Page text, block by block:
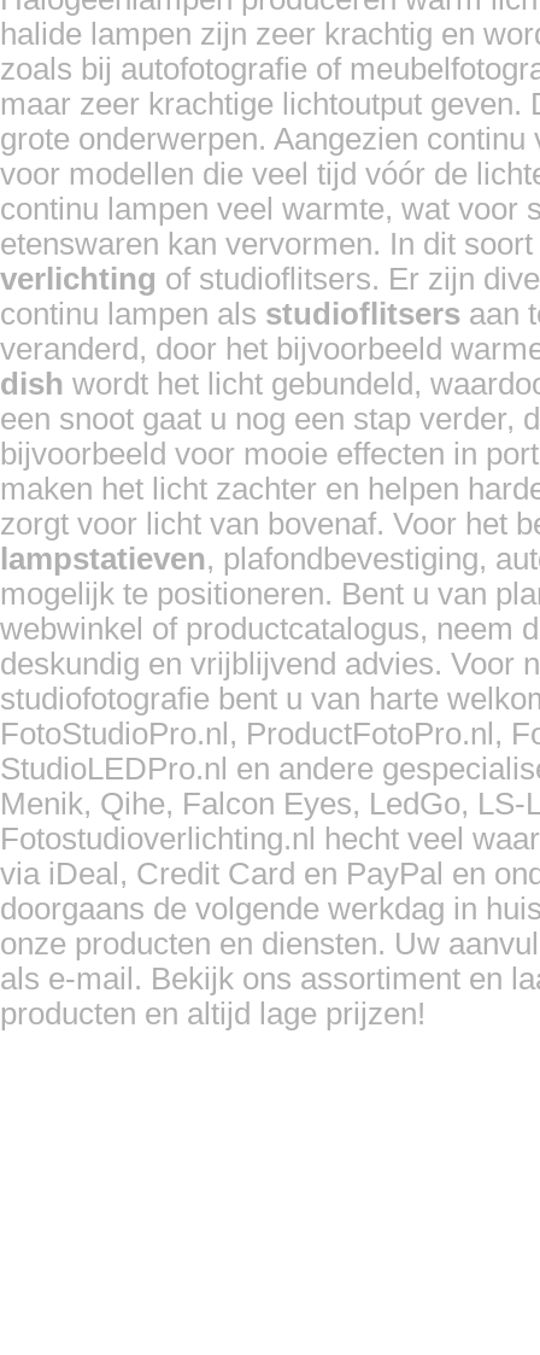
halide lampen zijn zeer krachtig en
zoals bij autofotografie of
maar zeer krachtige lichtoutput
grote onderwerpen. Aangezien
voor modellen die veel tijd vóór de
continu lampen veel warmte, wat voor
etenswaren kan vervormen. In dit
verlichting of studioflitsers. Er zijn
continu lampen als studioflitsers aan
veranderd, door het bijvoorbeeld
dish wordt het licht gebundeld,
een snoot gaat u nog een stap verder,
bijvoorbeeld voor mooie effecten in
maken het licht zachter en helpen
zorgt voor licht van bovenaf. Voor het
lampstatieven, plafondbevestiging,
mogelijk te positioneren. Bent u van
webwinkel of productcatalogus, neem
deskundig en vrijblijvend advies. Voor
studiofotografie bent u van harte
FotoStudioPro.nl, ProductFotoPro.nl,
StudioLEDPro.nl en andere
Menik, Qihe, Falcon Eyes, LedGo,
Fotostudioverlichting.nl hecht veel
via iDeal, Credit Card en PayPal en
doorgaans de volgende werkdag in
onze producten en diensten. Uw
als e-mail. Bekijk ons assortiment en
producten en altijd lage prijzen!